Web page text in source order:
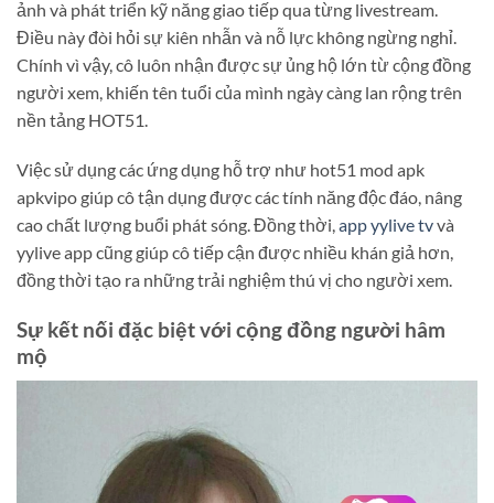
ảnh và phát triển kỹ năng giao tiếp qua từng livestream.
Điều này đòi hỏi sự kiên nhẫn và nỗ lực không ngừng nghỉ.
Chính vì vậy, cô luôn nhận được sự ủng hộ lớn từ cộng đồng
người xem, khiến tên tuổi của mình ngày càng lan rộng trên
nền tảng HOT51.
Việc sử dụng các ứng dụng hỗ trợ như hot51 mod apk
apkvipo giúp cô tận dụng được các tính năng độc đáo, nâng
cao chất lượng buổi phát sóng. Đồng thời,app yylive tvvà
yylive app cũng giúp cô tiếp cận được nhiều khán giả hơn,
đồng thời tạo ra những trải nghiệm thú vị cho người xem.
Sự kết nối đặc biệt với cộng đồng người hâm
mộ